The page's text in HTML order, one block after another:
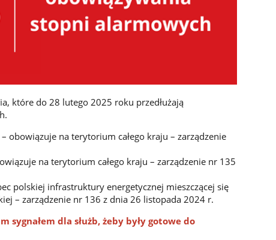
które do 28 lutego 2025 roku przedłużają
– obowiązuje na terytorium całego kraju – zarządzenie
na terytorium całego kraju – zarządzenie nr 135
polskiej infrastruktury energetycznej mieszczącej się
– zarządzenie nr 136 z dnia 26 listopada 2024 r.
sygnałem dla służb, żeby były gotowe do